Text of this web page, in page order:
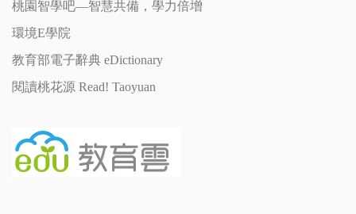
桃園智學吧—智慧共備，學力倍增
環境E學院
教育部電子辭典 eDictionary
閱讀桃花源 Read! Taoyuan